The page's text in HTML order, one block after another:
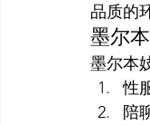
品质的
墨尔
墨尔本
性
陪